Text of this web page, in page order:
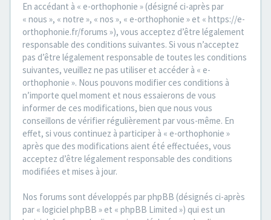
En accédant à « e-orthophonie » (désigné ci-après par
« nous », « notre », « nos », « e-orthophonie » et « https://e-
orthophonie.fr/forums »), vous acceptez d’être légalement
responsable des conditions suivantes. Si vous n’acceptez
pas d’être légalement responsable de toutes les conditions
suivantes, veuillez ne pas utiliser et accéder à « e-
orthophonie ». Nous pouvons modifier ces conditions à
n’importe quel moment et nous essaierons de vous
informer de ces modifications, bien que nous vous
conseillons de vérifier régulièrement par vous-même. En
effet, si vous continuez à participer à « e-orthophonie »
après que des modifications aient été effectuées, vous
acceptez d’être légalement responsable des conditions
modifiées et mises à jour.
Nos forums sont développés par phpBB (désignés ci-après
par « logiciel phpBB » et « phpBB Limited ») qui est un